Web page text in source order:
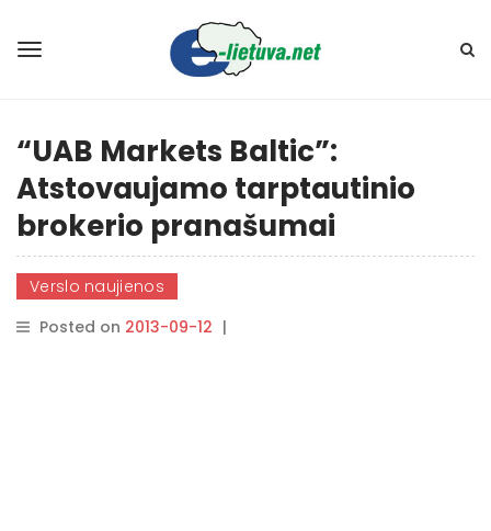
“UAB Markets Baltic”:
Atstovaujamo tarptautinio
brokerio pranašumai
Verslo naujienos
Posted on 2013-09-12 |